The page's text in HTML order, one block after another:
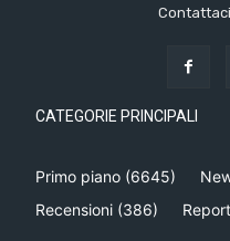
CATEGORIE PRINCIPALI
Primo piano (6645)
Recensioni (386)